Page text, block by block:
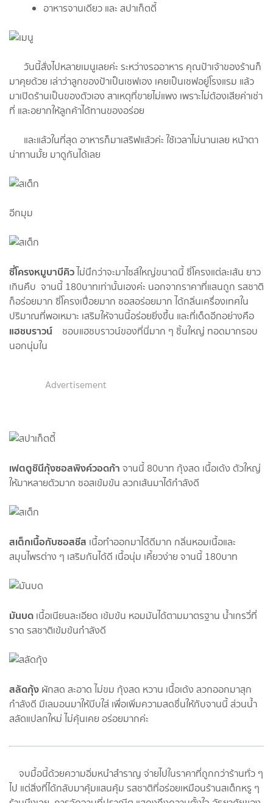
อาหารจานเดียว และ สปาเก็ตตี้
วันนี้สั่งไปหลายเมนูเลยค่ะ ระหว่างรออาหาร คุณป้าเจ้าของร้านก็
มาคุยด้วย เล่าว่าลูกของป้าเป็นเชฟเอง เคยเป็นเชฟอยู่โรงแรม แล้ว
มาเปิดร้านเป็นของตัวเอง สาเหตุที่ขายไม่แพง เพราะไม่ต้องเสียค่าเช่า
ที่ และอยากให้ลูกค้าได้ทานของอร่อย
และแล้วในที่สุด อาหารก็มาเสริฟแล้วค่ะ ใช้เวลาไม่นานเลย หน้าตา
น่าทานมั้ย มาดูกันได้เลย
อีกมุม
ซี่โครงหมูบาบีคิว ไม่นึกว่าจะมาไซส์ใหญ่ขนาดนี้ ซี่โครงแต่ละเส้น ยาว
เกินคืบ จานนี้ 180บาทเท่านั้นเองค่ะ นอกจากราคาที่แสนถูก รสชาติ
ก็อร่อยมาก ซี่โครงเปื่อยมาก ซอสอร่อยมาก ได้กลิ่นเครื่องเทศใน
ปริมาณที่พอเหมาะ เสริมให้จานนี้อร่อยยิ่งขึ้น และที่เด็ดอีกอย่างคือ
แฮชบราวน์
ชอบแฮชบราวน์ของที่นี่มาก ๆ ชิ้นใหญ่ ทอดมากรอบ
นอกนุ่มใน
Advertisement
เฟตตูชินีกุ้งซอสพิงค์วอดก้า จานนี้ 80บาท กุ้งสด เนื้อเด้ง ตัวใหญ่
ให้มาหลายตัวมาก ซอสเข้มข้น ลวกเส้นมาได้กำลังดี
สเต็กเนื้อกับซอสชีส เนื้อทำออกมาได้ดีมาก กลิ่นหอมเนื้อและ
สมุนไพรต่าง ๆ เสริมกันได้ดี เนื้อนุ่ม เคี้ยวง่าย จานนี้ 180บาท
มันบด เนื้อเนียนละเอียด เข้มข้น หอมมันได้ตามมาตรฐาน น้ำเกรวี่ที่
ราด รสชาติเข้มข้นกำลังดี
สลัดกุ้ง ผักสด สะอาด ไม่ขม กุ้งสด หวาน เนื้อเด้ง ลวกออกมาสุก
กำลังดี มีเลมอนมาให้บีบใส่ เพื่อเพิ่มความสดชื่นให้กับจานนี้ ส่วนน้ำ
สลัดแปลกใหม่ ไม่คุ้นเคย อร่อยมากค่ะ
จบมื้อนี้ด้วยความอิ่มหนำสำราญ จ่ายไปในราคาที่ถูกกว่าร้านทั่ว ๆ
ไป แต่สิ่งที่ได้กลับมาคุ้มแสนคุ้ม รสชาติที่อร่อยเหมือนร้านสเต็กหรู ๆ